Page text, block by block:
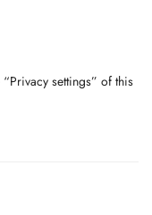
settings” of this